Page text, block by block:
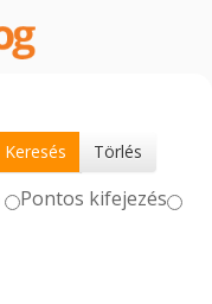
Pontos kifejezés